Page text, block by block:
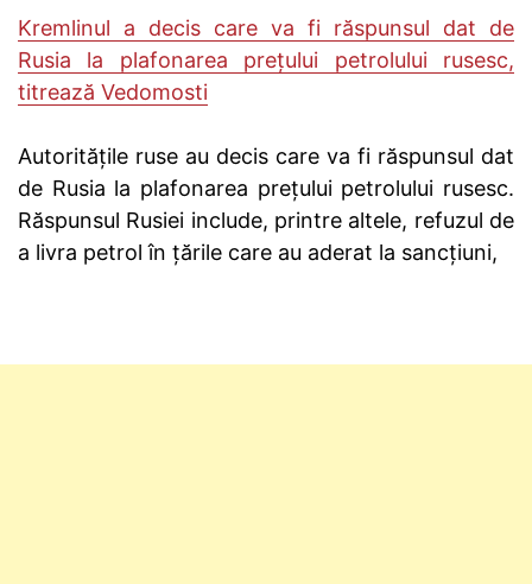
Kremlinul a decis care va fi răspunsul dat de
Rusia la plafonarea prețului petrolului rusesc,
titrează Vedomosti
Autoritățile ruse au decis care va fi răspunsul dat
de Rusia la plafonarea prețului petrolului rusesc.
Răspunsul Rusiei include, printre altele, refuzul de
a livra petrol în țările care au aderat la sancţiuni,